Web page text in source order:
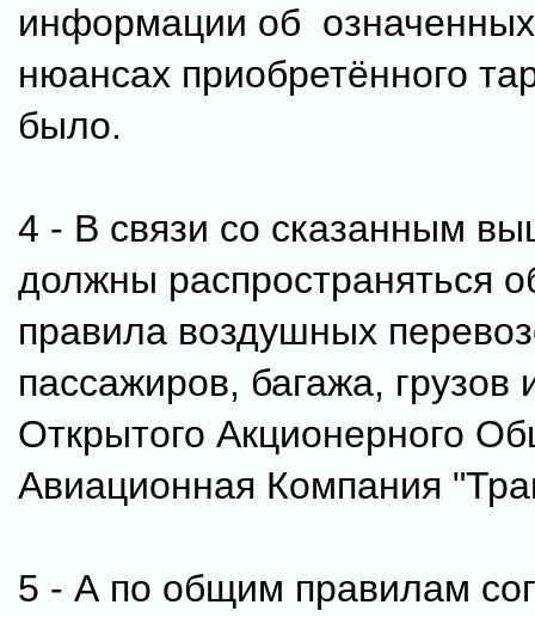
информации об
нюансах приобретённого
было.
4 - В связи со сказанным
должны распространяться
правила воздушных
пассажиров, багажа, грузов
Открытого Акционерного
Авиационная Компания
5 - А по общим правилам